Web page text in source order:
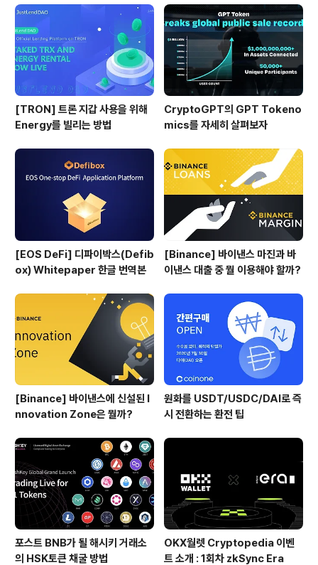
SC 네트워크를 선택하시는 분들이 많은 것으로 보입니다.
일단 결론부터 말씀드리면, 업비트나 빗썸으로 출금 시에
는 Binance Smart Chain (BSC) 네트워크를 선택하면
절대 안됩니다. 초보자분들이 흔히..
[TRON] 트론 지갑 사용을 위해
Energy를 빌리는 방법
CryptoGPT의 GPT Tokeno
mics를 자세히 살펴보자
[EOS DeFi] 디파이박스(Defib
ox) Whitepaper 한글 번역본
[Binance] 바이낸스 마진과 바
이낸스 대출 중 뭘 이용해야 할까?
[Binance] 바이낸스에 신설된 I
nnovation Zone은 뭘까?
원화를 USDT/USDC/DAI로 즉
시 전환하는 환전 팁
포스트 BNB가 될 해시키 거래소
의 HSK토큰 채굴 방법
OKX월렛 Cryptopedia 이벤
트 소개 : 1회차 zkSync Era